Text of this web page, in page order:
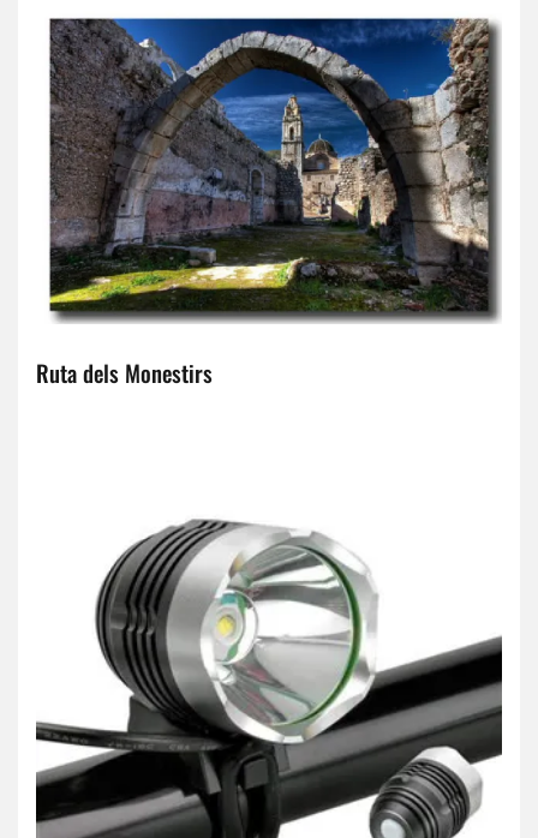
Ruta dels Monestirs